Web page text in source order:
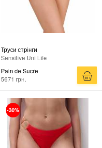
Труси стрінги
Sensitive Uni Life
Pain de Sucre
5671 грн.
-30%